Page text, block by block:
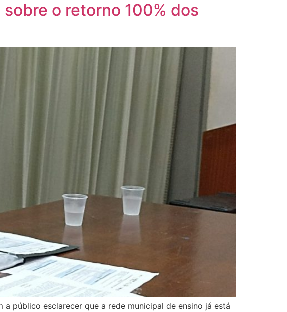
o retorno 100% dos
público esclarecer que a rede municipal de ensino já está